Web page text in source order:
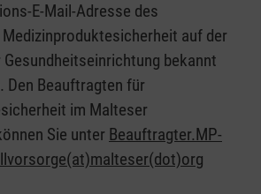
E-Mail-Adresse des
auf der
bekannt
Den Beauftragten für
im Malteser
Sie unter Beauftragter.MP-